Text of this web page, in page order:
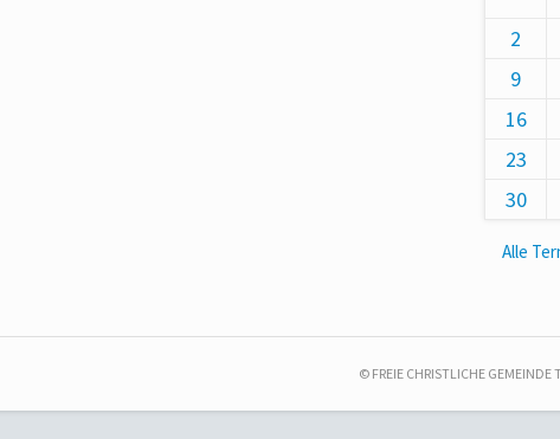
2
9
16
23
30
Alle
© FREIE CHRISTLICHE GEMEINDE